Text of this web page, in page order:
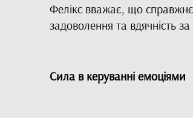
Фелікс вважає, що справжнє
задоволення та вдячність
Сила в керуванні емоціями